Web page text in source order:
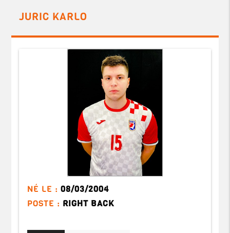
JURIC KARLO
NÉ LE :08/03/2004
POSTE : RIGHT BACK